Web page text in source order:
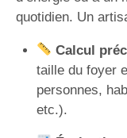
quotidien. Un
Calcul
taille du foyer
personnes,
etc.).